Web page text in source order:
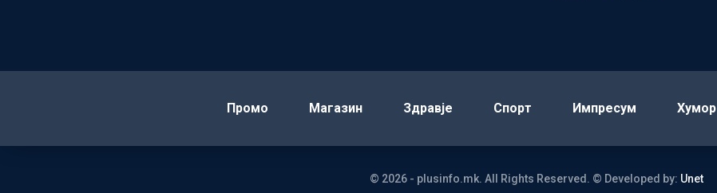
Промо Магазин Здравје Спорт Импресум Хумор
© 2026 - plusinfo.mk. All Rights Reserved. © Developed by: Unet